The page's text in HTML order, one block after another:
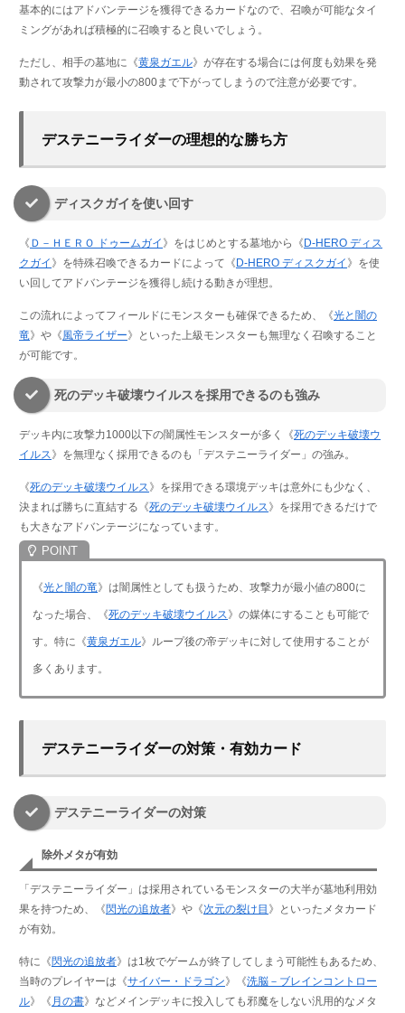
基本的にはアドバンテージを獲得できるカードなので、召喚が可能なタイ
ミングがあれば積極的に召喚すると良いでしょう。
ただし、相手の墓地に《黄泉ガエル》が存在する場合には何度も効果を発
動されて攻撃力が最小の800まで下がってしまうので注意が必要です。
デステニーライダーの理想的な勝ち方
ディスクガイを使い回す
《 Ｄ－ＨＥＲＯ ドゥームガイ 》をはじめとする墓地から《 D-HERO ディス
クガイ 》を特殊召喚できるカードによって《 D-HERO ディスクガイ 》を使
い回してアドバンテージを獲得し続ける動きが理想。
この流れによってフィールドにモンスターも確保できるため、《光と闇の
竜》や《風帝ライザー》といった上級モンスターも無理なく召喚すること
が可能です。
死のデッキ破壊ウイルスを採用できるのも強み
デッキ内に攻撃力1000以下の闇属性モンスターが多く《死のデッキ破壊ウ
イルス 》を無理なく採用できるのも「デステニーライダー」の強み。
《死のデッキ破壊ウイルス》を採用できる環境デッキは意外にも少なく、
決まれば勝ちに直結する《死のデッキ破壊ウイルス》を採用できるだけで
も大きなアドバンテージになっています。
《光と闇の竜》は闇属性としても扱うため、攻撃力が最小値の800に
なった場合、《死のデッキ破壊ウイルス》の媒体にすることも可能で
す。特に《黄泉ガエル》ループ後の帝デッキに対して使用することが
多くあります。
デステニーライダーの対策・有効カード
デステニーライダーの対策
除外メタが有効
「デステニーライダー」は採用されているモンスターの大半が墓地利用効
果を持つため、《閃光の追放者》や《次元の裂け目 》といったメタカード
が有効。
特に《閃光の追放者》は1枚でゲームが終了してしまう可能性もあるため、
当時のプレイヤーは《サイバー・ドラゴン》《洗脳－ブレインコントロー
ル》《 月の書》などメインデッキに投入しても邪魔をしない汎用的なメタ